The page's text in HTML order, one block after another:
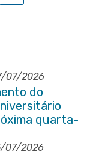
07/2026
do
quarta-
07/2026